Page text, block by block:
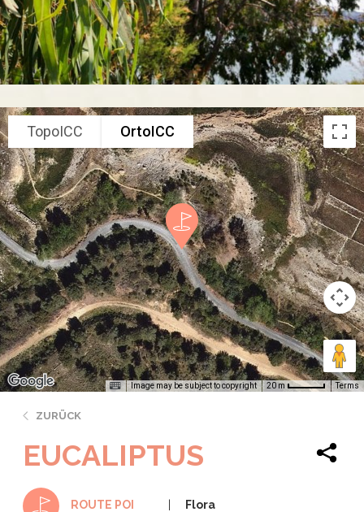
TopoICC OrtoICC
Image may be subject to copyright 20 m Terms
ZURÜCK
EUCALIPTUS
ROUTE POI Flora